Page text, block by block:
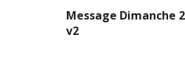
Message Dimanche
v2